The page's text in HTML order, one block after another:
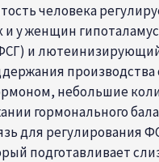
человека
и у женщин
и
небольшие
гормонального
для
подготавливает